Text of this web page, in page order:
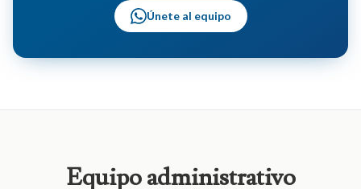
Únete al equipo
Equipoadministrativo